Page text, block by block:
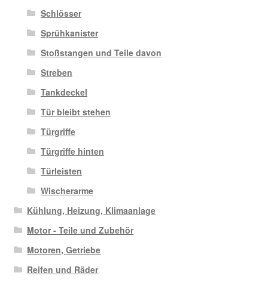
Schlösser
Sprühkanister
Stoßstangen und Teile davon
Streben
Tankdeckel
Tür bleibt stehen
Türgriffe
Türgriffe hinten
Türleisten
Wischerarme
Kühlung, Heizung, Klimaanlage
Motor - Teile und Zubehör
Motoren, Getriebe
Reifen und Räder